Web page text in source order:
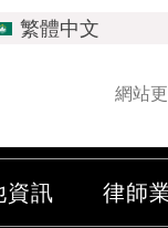
繁體中文
網站
資訊 律師